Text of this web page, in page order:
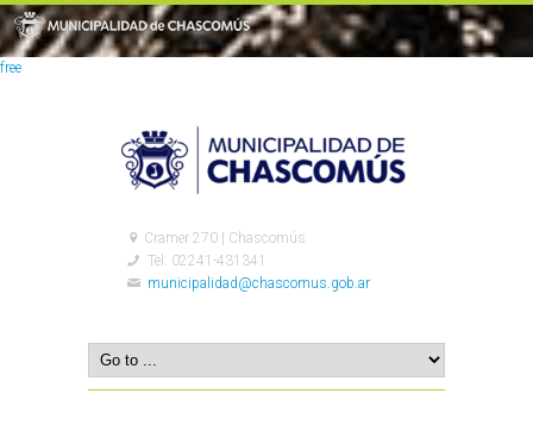
free
Cramer 270 | Chascomús
Tel: 02241-431341
municipalidad@chascomus.gob.ar